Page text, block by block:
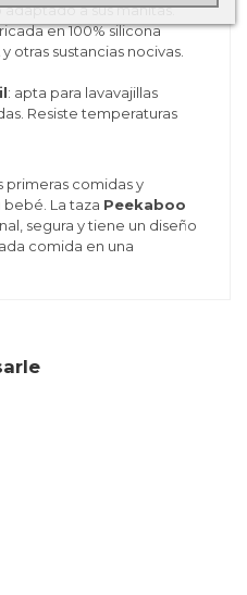
a sus manitas.
en 100% silicona
otras sustancias nocivas.
: apta para lavavajillas
Resiste temperaturas
primeras comidas y
La taza Peekaboo
segura y tiene un diseño
comida en una